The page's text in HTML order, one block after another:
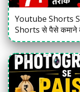
Youtube Shorts
Shorts से पैसे